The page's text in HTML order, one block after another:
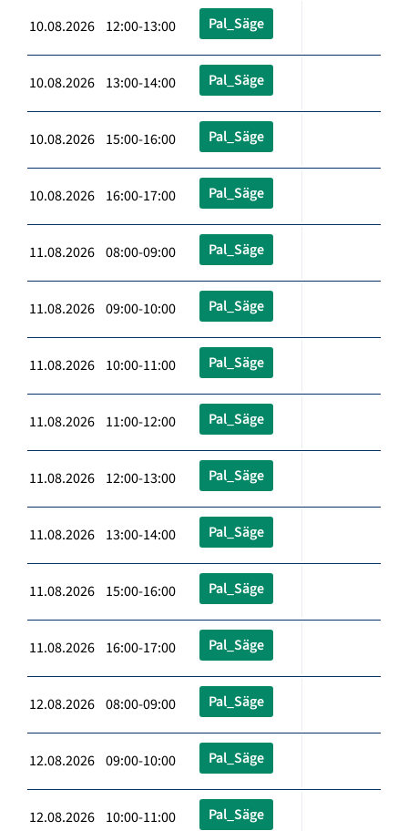
10.08.2026 12:00-13:00 Pal_Säge
10.08.2026 13:00-14:00 Pal_Säge
10.08.2026 15:00-16:00 Pal_Säge
10.08.2026 16:00-17:00 Pal_Säge
11.08.2026 08:00-09:00 Pal_Säge
11.08.2026 09:00-10:00 Pal_Säge
11.08.2026 10:00-11:00 Pal_Säge
11.08.2026 11:00-12:00 Pal_Säge
11.08.2026 12:00-13:00 Pal_Säge
11.08.2026 13:00-14:00 Pal_Säge
11.08.2026 15:00-16:00 Pal_Säge
11.08.2026 16:00-17:00 Pal_Säge
12.08.2026 08:00-09:00 Pal_Säge
12.08.2026 09:00-10:00 Pal_Säge
12.08.2026 10:00-11:00 Pal_Säge